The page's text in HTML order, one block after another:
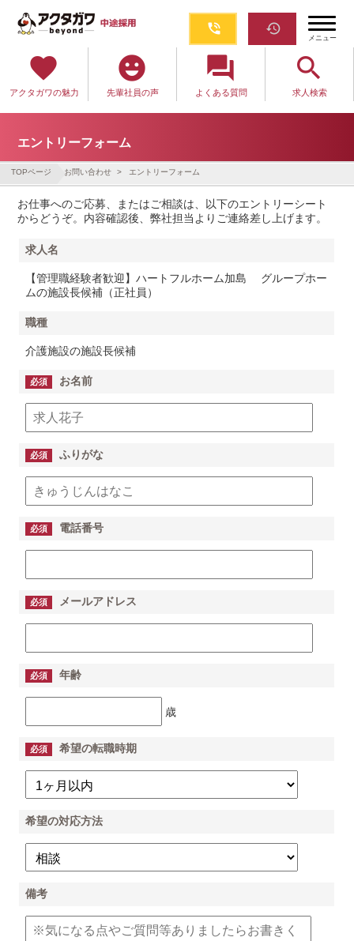
phone_in_talk restore
メニュー
favorite
アクタガワの魅力
emoji_emotions
先輩社員の声
question_answer
よくある質問
search
求人検索
エントリーフォーム
TOPページ お問い合わせ エントリーフォーム
お仕事へのご応募、またはご相談は、以下のエントリーシート
からどうぞ。内容確認後、弊社担当よりご連絡差し上げます。
求人名
【管理職経験者歓迎】ハートフルホーム加島 グループホー
ムの施設長候補（正社員）
職種
介護施設の施設長候補
必須 お名前
必須 ふりがな
必須 電話番号
必須 メールアドレス
必須 年齢
歳
必須 希望の転職時期
希望の対応方法
備考